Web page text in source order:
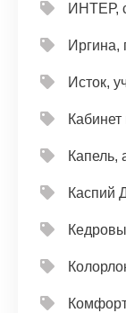
ИНТЕР,
Иргина,
Исток,
Кабинет
Капель,
Каспий